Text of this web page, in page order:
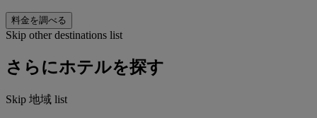
料金を調べる
Skip other destinations list
さらにホテルを探す
Skip 地域 list